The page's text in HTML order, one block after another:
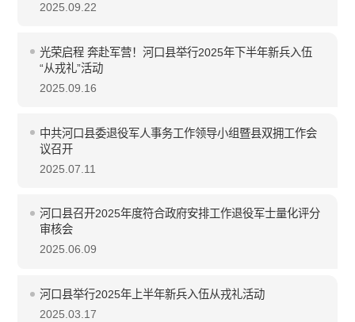
2025.09.22
光荣启程 奔赴军营！河口县举行2025年下半年新兵入伍
“从戎礼”活动
2025.09.16
中共河口县委退役军人事务工作领导小组暨县双拥工作会
议召开
2025.07.11
河口县召开2025年度符合政府安排工作退役军士量化评分
审核会
2025.06.09
河口县举行2025年上半年新兵入伍从戎礼活动
2025.03.17